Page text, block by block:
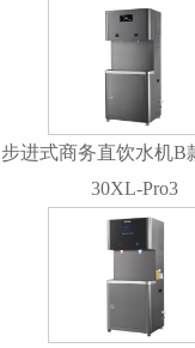
步进式商务直饮水机B
30XL-Pro3